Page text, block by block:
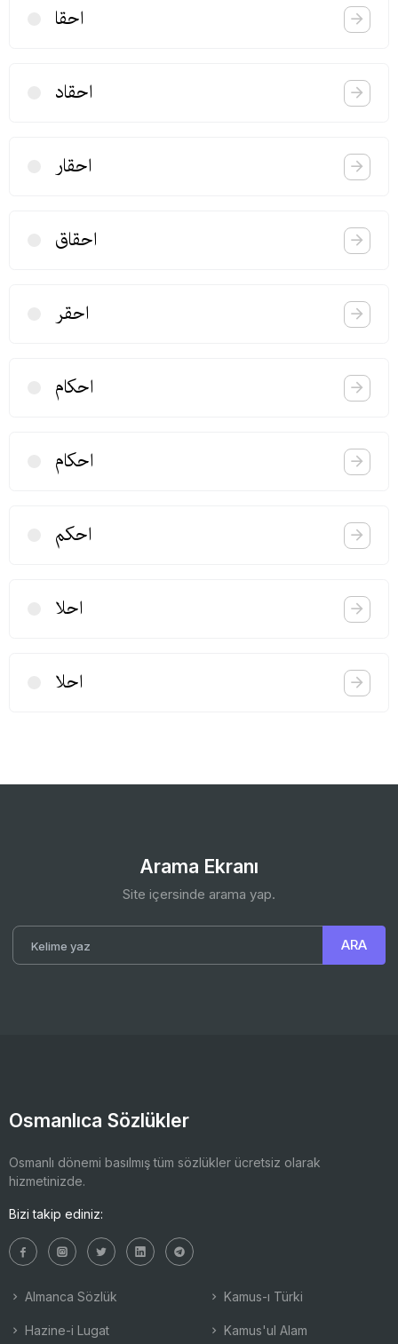
احقا
احقاد
احقار
احقاق
احقر
احكام
احكام
احكم
احلا
احلا
Arama Ekranı
Site içersinde arama yap.
Osmanlıca Sözlükler
Osmanlı dönemi basılmış tüm sözlükler ücretsiz olarak
hizmetinizde.
Bizi takip ediniz:
Almanca Sözlük
Hazine-i Lugat
Kamus-ı Türki
Kamus'ul Alam